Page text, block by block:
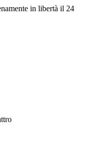
in libertà il 24